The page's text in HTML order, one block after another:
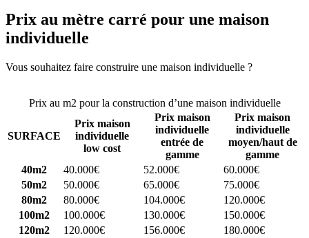
Prix au mètre carré pour une maison
individuelle
Vous souhaitez faire construire une maison individuelle ?
Prix au m2 pour la construction d’une maison individuelle
SURFACE
Prix maison
individuelle
low cost
Prix maison
individuelle
entrée de
gamme
Prix maison
individuelle
moyen/haut de
gamme
40m2
40.000€ 52.000€
60.000€
50m2
50.000€ 65.000€
75.000€
80m2
80.000€ 104.000€
120.000€
100m2
100.000€ 130.000€
150.000€
120m2
120.000€ 156.000€
180.000€